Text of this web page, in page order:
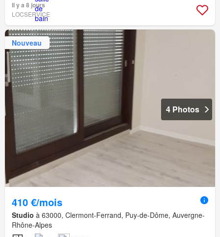
Il y a 8 jours
LOCSERVICE
Nouveau
4 Photos
410 €/mois
Studio à 63000, Clermont-Ferrand, Puy-de-Dôme, Auvergne-
Rhône-Alpes